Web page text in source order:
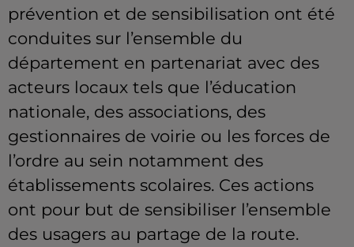
prévention et de sensibilisation ont été
conduites sur l’ensemble du
département en partenariat avec des
acteurs locaux tels que l’éducation
nationale, des associations, des
gestionnaires de voirie ou les forces de
l’ordre au sein notamment des
établissements scolaires. Ces actions
ont pour but de sensibiliser l’ensemble
des usagers au partage de la route.